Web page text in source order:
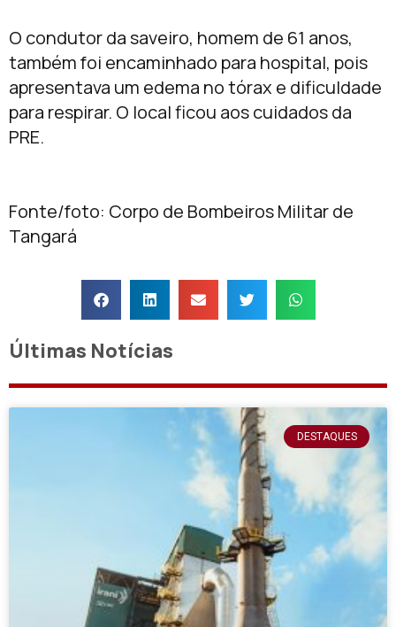
O condutor da saveiro, homem de 61 anos,
também foi encaminhado para hospital, pois
apresentava um edema no tórax e dificuldade
para respirar. O local ficou aos cuidados da
PRE.
Fonte/foto: Corpo de Bombeiros Militar de
Tangará
Últimas Notícias
DESTAQUES